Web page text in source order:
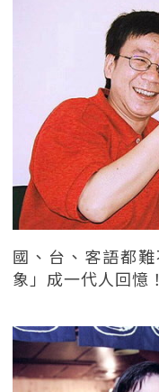
國、台、客語都
象」成一代人回憶！